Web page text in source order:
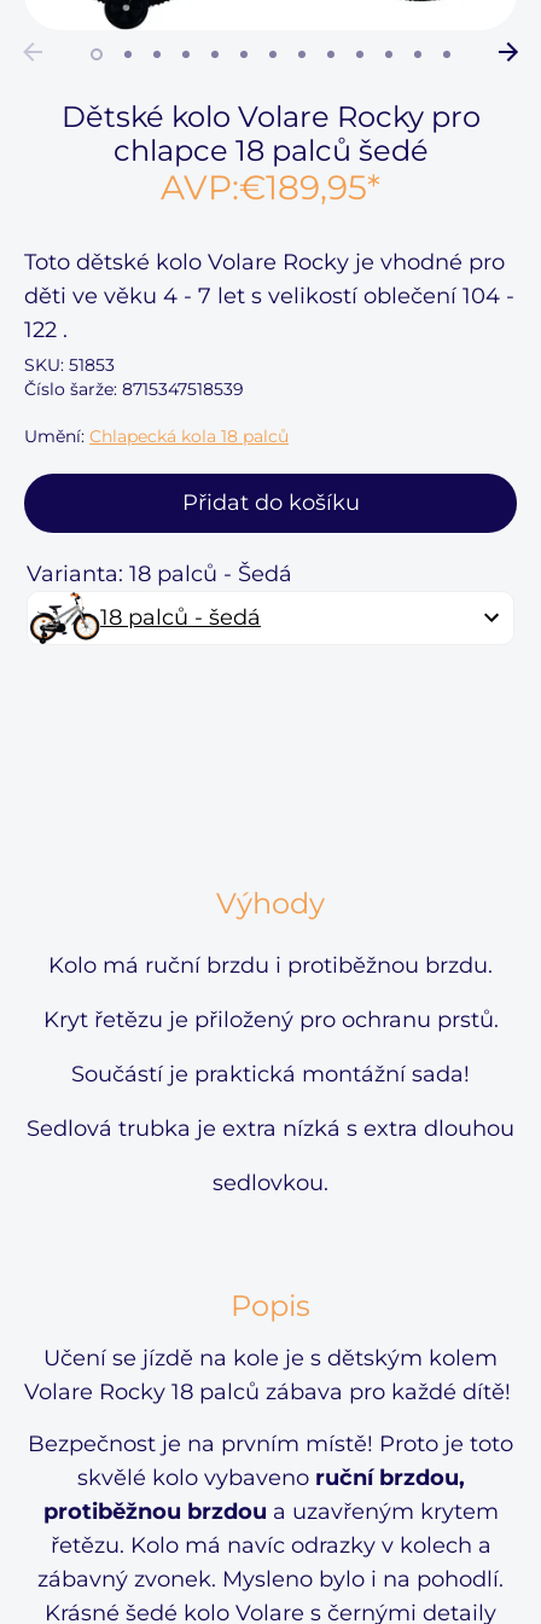
Dětské kolo Volare Rocky pro
chlapce 18 palců šedé
AVP:€189,95*
Toto dětské kolo Volare Rocky je vhodné pro
děti ve věku 4 - 7 let s velikostí oblečení 104 -
122 .
SKU: 51853
Číslo šarže: 8715347518539
Umění: Chlapecká kola 18 palců
Přidat do košíku
Varianta: 18 palců - Šedá
18 palců - šedá
Výhody
Kolo má ruční brzdu i protiběžnou brzdu.
Kryt řetězu je přiložený pro ochranu prstů.
Součástí je praktická montážní sada!
Sedlová trubka je extra nízká s extra dlouhou
sedlovkou.
Popis
Učení se jízdě na kole je s dětským kolem
Volare Rocky 18 palců zábava pro každé dítě!
Bezpečnost je na prvním místě! Proto je toto
skvělé kolo vybaveno ruční brzdou,
protiběžnou brzdou a uzavřeným krytem
řetězu. Kolo má navíc odrazky v kolech a
zábavný zvonek. Mysleno bylo i na pohodlí.
Krásné šedé kolo Volare s černými detaily